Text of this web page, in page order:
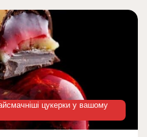
цукерки у вашому